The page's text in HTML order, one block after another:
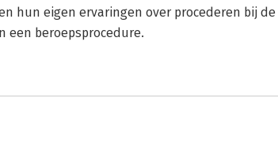
hun eigen ervaringen over procederen bij de
een beroepsprocedure.